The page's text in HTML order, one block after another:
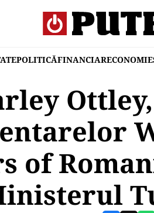
POLITICĂFINANCIARECONOMIE
of